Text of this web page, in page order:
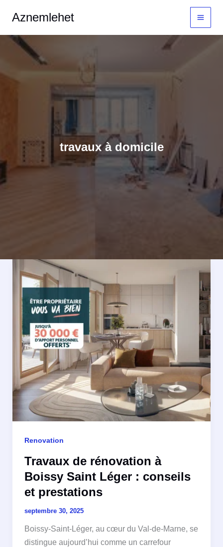
contenu
Aznemlehet
travaux à domicile
Renovation
Travaux de rénovation à
Boissy Saint Léger : conseils
et prestations
septembre 30, 2025
Boissy-Saint-Léger, au cœur du Val-de-Marne, se
distingue aujourd’hui comme un carrefour